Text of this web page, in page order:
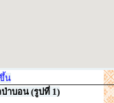
น
าบอน (รูปที่ 1)